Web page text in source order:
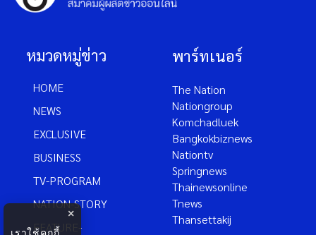
หมวดหมู่ข่าว
HOME
NEWS
EXCLUSIVE
BUSINESS
TV-PROGRAM
NATION-STORY
FEATURE-
พาร์ทเนอร์
The Nation
Nationgroup
Komchadluek
Bangkokbiznews
Nationtv
Springnews
Thainewsonline
Tnews
Thansettakij
×